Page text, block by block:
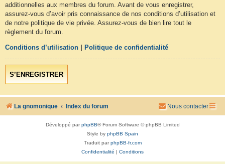
additionnelles aux membres du forum. Avant de vous enregistrer,
assurez-vous d’avoir pris connaissance de nos conditions d’utilisation et
de notre politique de vie privée. Assurez-vous de bien lire tout le
règlement du forum.
Conditions d’utilisation Politique de confidentialité
S’ENREGISTRER
La gnomonique Index du forum Nous contacter
Développé parphpBB® Forum Software © phpBB Limited
Style by phpBB Spain
Traduit parphpBB-fr.com
Confidentialité
Conditions